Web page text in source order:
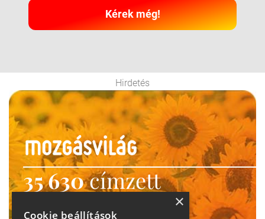
Kérek még!
Hirdetés
35 630címzett
heti motiváció
×
Cookie beállítások